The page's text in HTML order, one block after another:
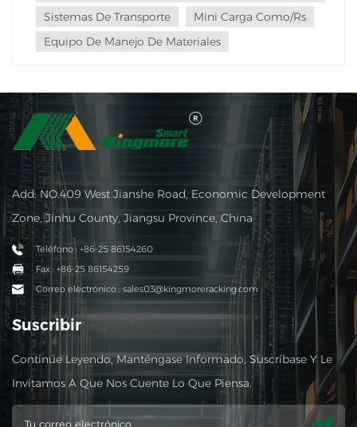
Sistemas De Transporte
Mini Carga Como/rs
Equipo De Manejo De Materiales
Add: NO.409 West Jianshe Road, Economic Development
Zone, Jinhu County, Jiangsu Province, China
Teléfono : +86-25 86154260
Fax : +86-25 86154259
Correo electrónico : sales03@kingmoreracking.com
Suscribir
Continúe Leyendo, Manténgase Informado, Suscríbase Y Le
Invitamos A Que Nos Cuente Lo Que Piensa.